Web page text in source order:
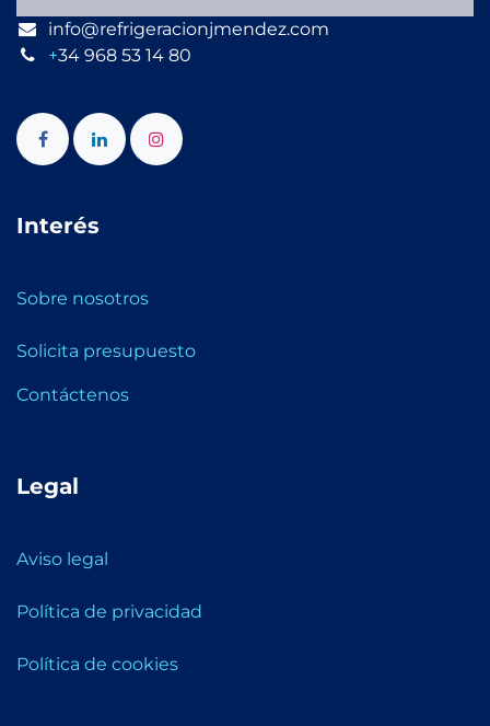
info@refrigeracionjmendez.com
+34 968 53 14 80
Interés
Sobre nosotros
Solicita presupuesto
Contáctenos
Legal
Aviso legal
Política de privacidad
Política de cookies